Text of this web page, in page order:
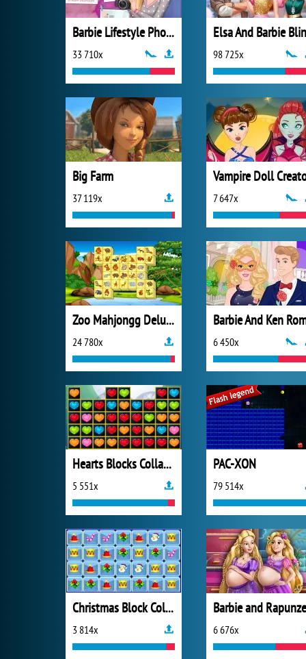
Barbie Lifestyle Photographer
33 710x 98 725x
Big Farm
37 119x
Vampire Doll
7 647x
Zoo Mahjongg Deluxe
24 780x 6 450x
Hearts Blocks Collapse
5 551x
PAC-XON
79 514x
Christmas Block Collapse
3 814x 6 676x